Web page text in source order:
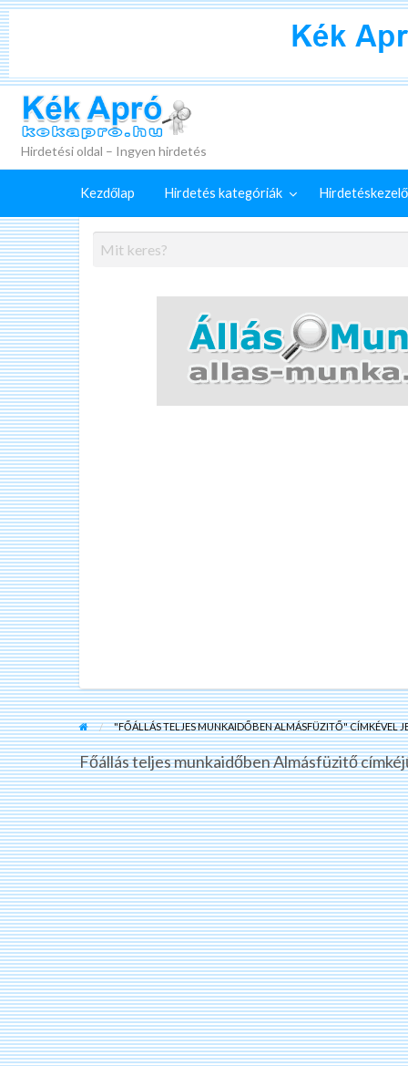
+
Hirdetés
feladása
Hirdetési oldal – Ingyen hirdetés
Kezdőlap Hirdetés kategóriák Hirdetéskezelő
"FŐÁLLÁS TELJES MUNKAIDŐBEN ALMÁSFÜZITŐ" CÍMKÉVEL
Főállás teljes munkaidőben Almásfüzitő